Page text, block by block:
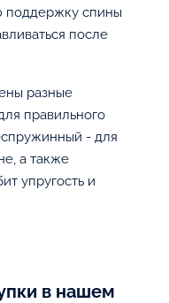
поддержку спины
после
разные
правильного
- для
а также
упругость и
в нашем